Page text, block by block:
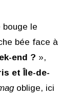
bouge le
bée face à
end ? »,
et Île-de-
oblige, ici